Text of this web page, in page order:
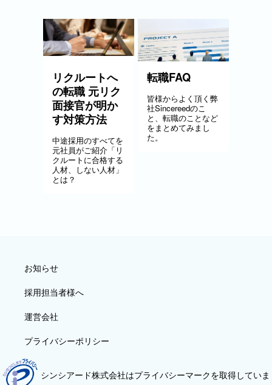
リクルートへ
の転職 元リク
面接官が明か
す対策方法
中途採用のすべてを
元社員がご紹介「リ
クルートに合格する
人材、しない人材」
とは？
転職FAQ
皆様からよく頂く弊
社Sincereedのこ
と、転職のことなど
をまとめてみまし
た。
お知らせ
採用担当者様へ
運営会社
プライバシーポリシー
シンシアード株式会社はプライバシーマークを取得していま